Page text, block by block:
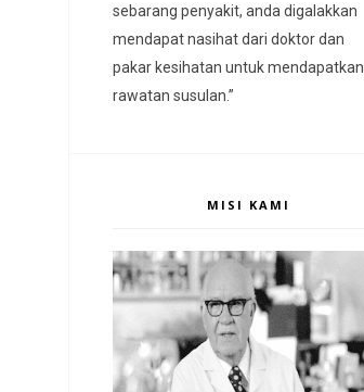
sebarang penyakit, anda digalakkan
mendapat nasihat dari doktor dan
pakar kesihatan untuk mendapatkan
rawatan susulan.”
MISI KAMI